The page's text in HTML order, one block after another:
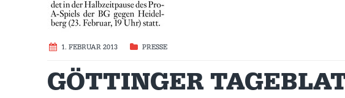
1. FEBRUAR 2013 PRESSE
GÖTTINGER